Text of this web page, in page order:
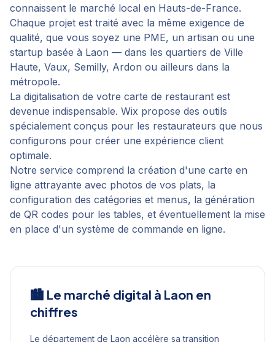
connaissent le marché local en Hauts-de-France.
Chaque projet est traité avec la même exigence de
qualité, que vous soyez une PME, un artisan ou une
startup basée à Laon — dans les quartiers de Ville
Haute, Vaux, Semilly, Ardon ou ailleurs dans la
métropole.
La digitalisation de votre carte de restaurant est
devenue indispensable. Wix propose des outils
spécialement conçus pour les restaurateurs que nous
configurons pour créer une expérience client
optimale.
Notre service comprend la création d'une carte en
ligne attrayante avec photos de vos plats, la
configuration des catégories et menus, la génération
de QR codes pour les tables, et éventuellement la mise
en place d'un système de commande en ligne.
🏙️ Le marché digital à Laon en
chiffres
Le département de Laon accélère sa transition